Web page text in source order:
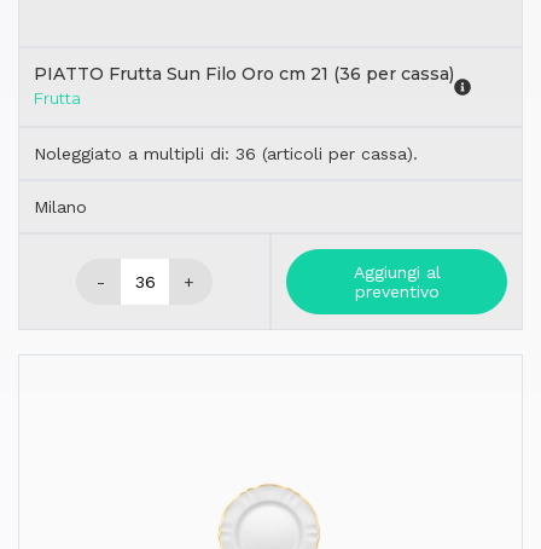
PIATTO Frutta Sun Filo Oro cm 21 (36 per cassa)
Frutta
Noleggiato a multipli di: 36 (articoli per cassa).
Milano
- +
Aggiungi al
preventivo